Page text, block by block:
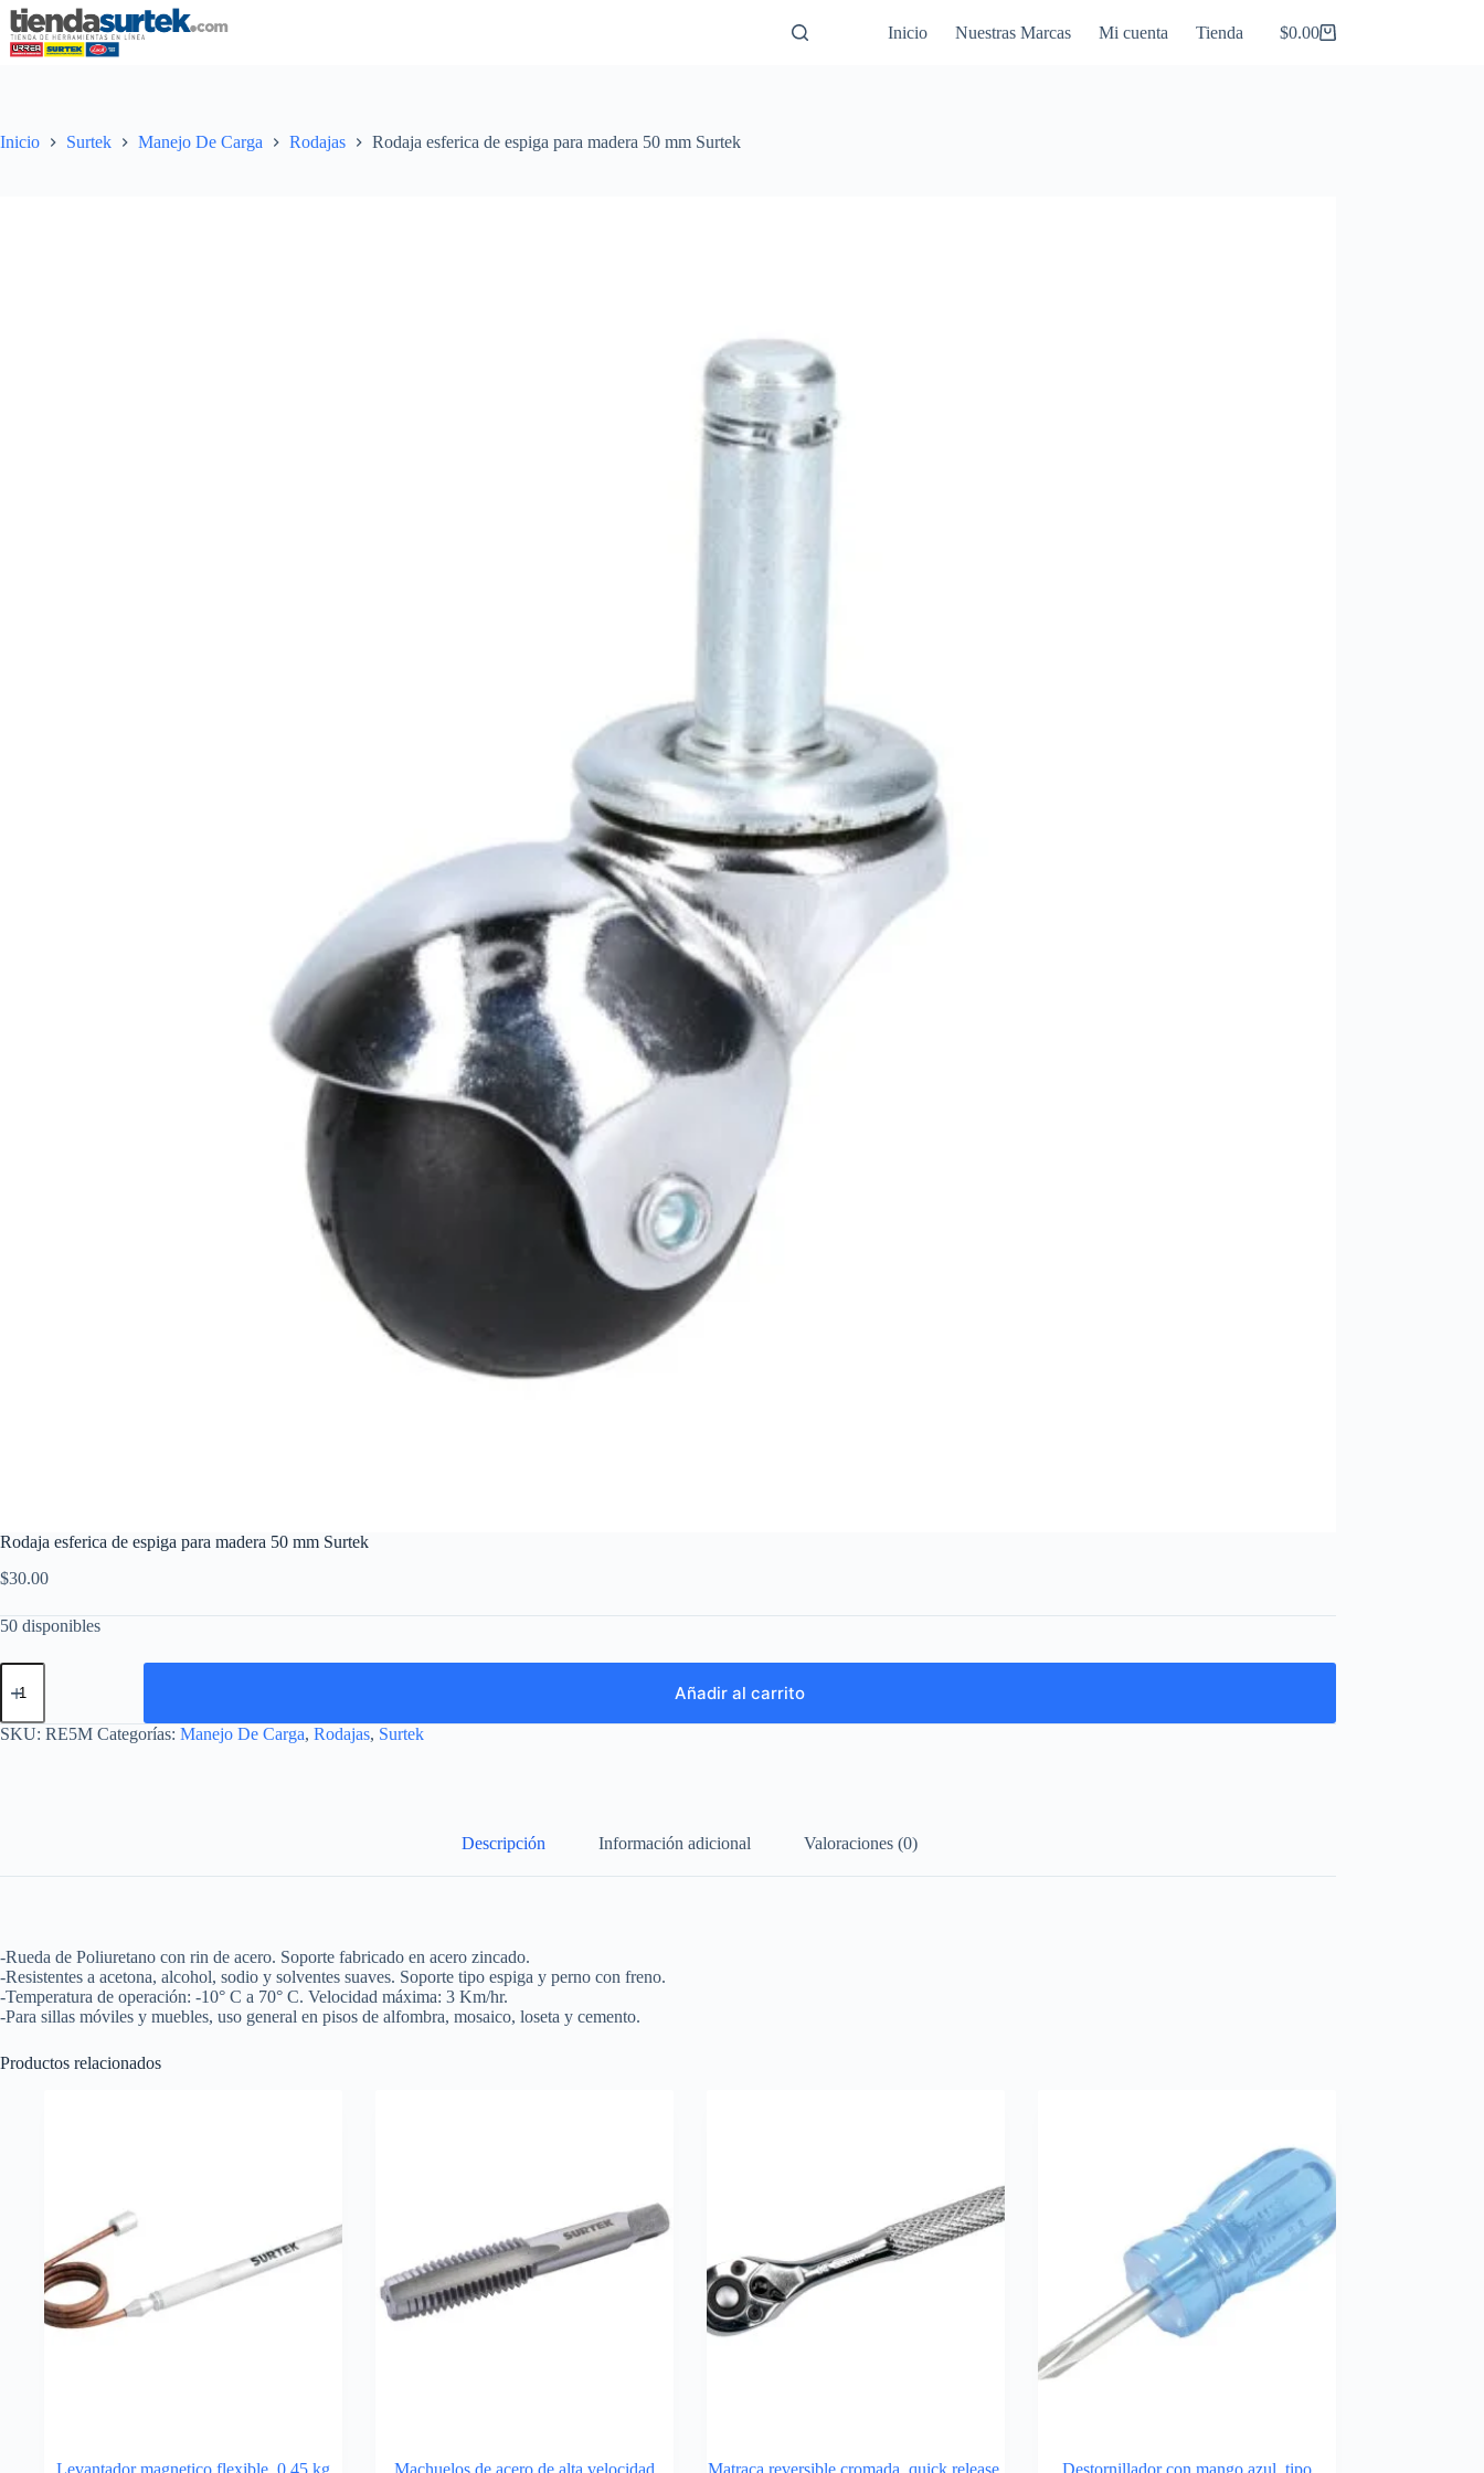
Saltar
al
contenido
Inicio Nuestras Marcas Mi cuenta Tienda
Carro
$0.00
Inicio Surtek Manejo De Carga Rodajas Rodaja esferica de espiga para madera 50 mm Surtek
Rodaja esferica de espiga para madera 50 mm Surtek
$30.00
50 disponibles
Rodaja
esferica
espiga
para
Añadir al carrito
SKU: RE5M Categorías: Manejo De Carga, Rodajas, Surtek
Descripción Información adicional Valoraciones (0)
-Rueda de Poliuretano con rin de acero. Soporte fabricado en acero zincado.
-Resistentes a acetona, alcohol, sodio y solventes suaves. Soporte tipo espiga y perno con freno.
-Temperatura de operación: -10° C a 70° C. Velocidad máxima: 3 Km/hr.
-Para sillas móviles y muebles, uso general en pisos de alfombra, mosaico, loseta y cemento.
Productos relacionados
Levantador magnetico flexible, 0.45 kg Machuelos de acero de alta velocidad Matraca reversible cromada, quick release, Destornillador con mango azul, tipo